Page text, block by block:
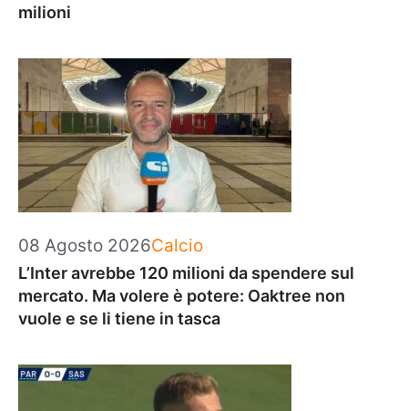
milioni
08 Agosto 2026Categorie
Calcio
L’Inter avrebbe 120 milioni da spendere sul
mercato. Ma volere è potere: Oaktree non
vuole e se li tiene in tasca